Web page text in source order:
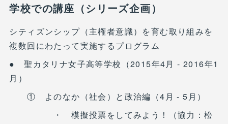
学校での講座（シリーズ企画）
シティズンシップ（主権者意識）を育む取り組みを
複数回にわたって実施するプログラム
● 聖カタリナ女子高等学校（2015年4月 - 2016年1
月）
① よのなか（社会）と政治編（4月 - 5月）
・ 模擬投票をしてみよう！（協力：松